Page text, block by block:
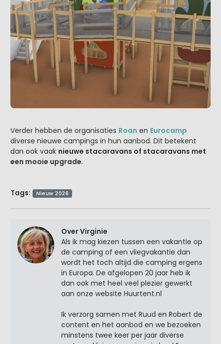
Verder hebben de organisaties Roan en Eurocamp
diverse nieuwe campings in hun aanbod. Dit betekent
dan ook vaak nieuwe stacaravans of stacaravans met
een mooie upgrade.
Tags: Nieuw 2026
Over Virginie
Als ik mag kiezen tussen een vakantie op
de camping of een vliegvakantie dan
wordt het toch altijd die camping ergens
in Europa. De afgelopen 20 jaar heb ik
dan ook met heel veel plezier gewerkt
aan onze website Huurtent.nl
Ik verzorg samen met Ruud en Robert de
content en het aanbod en we bezoeken
minstens twee keer per jaar diverse